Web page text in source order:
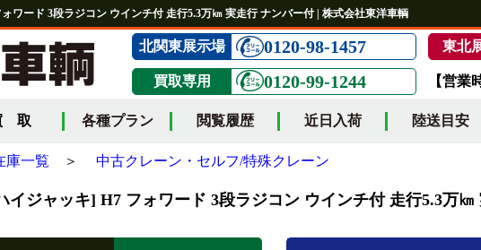
ワード 3段ラジコン ウインチ付 走行5.3万㎞ 実走行 ナンバー付 | 株式会社東洋車輌
北関東展示場 0120-98-1457 東北
買取専用 0120-99-1244 【営業
取 各種プラン 閲覧履歴 近日入荷 陸送目安
庫一覧 ＞ 中古クレーン・セルフ/特殊クレーン
ジャッキ] H7 フォワード 3段ラジコン ウインチ付 走行5.3万㎞